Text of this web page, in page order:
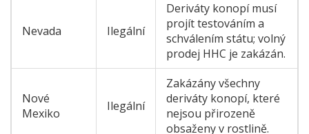
Nevada Ilegální
Deriváty konopí musí
projít testováním a
schválením státu; volný
prodej HHC je zakázán.
Nové
Mexiko
Ilegální
Zakázány všechny
deriváty konopí, které
nejsou přirozeně
obsaženy v rostlině.